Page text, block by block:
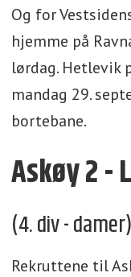
Og for
hjemme på
lørdag. Hetlevik
mandag 29.
bortebane.
Askøy 2 -
(4. div - damer)
Rekruttene til